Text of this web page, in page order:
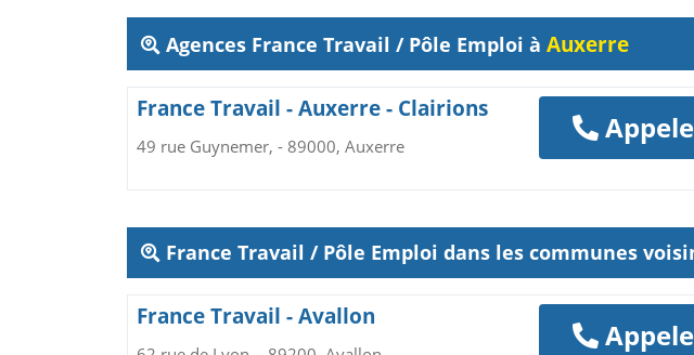
Agences France Travail / Pôle Emploi à Auxerre
France Travail - Auxerre - Clairions
49 rue Guynemer, - 89000, Auxerre
France Travail / Pôle Emploi dans les communes
France Travail - Avallon